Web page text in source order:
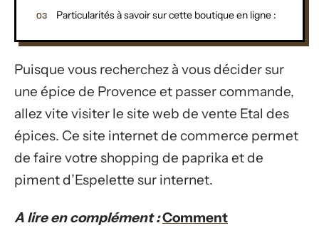
Particularités à savoir sur cette boutique en ligne :
Puisque vous recherchez à vous décider sur
une épice de Provence et passer commande,
allez vite visiter le site web de vente Etal des
épices. Ce site internet de commerce permet
de faire votre shopping de paprika et de
piment d’Espelette sur internet.
A lire en complément :Comment